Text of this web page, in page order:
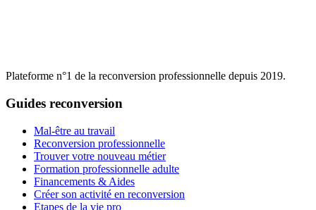
Plateforme n°1 de la reconversion professionnelle depuis 2019.
Guides reconversion
Mal-être au travail
Reconversion professionnelle
Trouver votre nouveau métier
Formation professionnelle adulte
Financements & Aides
Créer son activité en reconversion
Etapes de la vie pro